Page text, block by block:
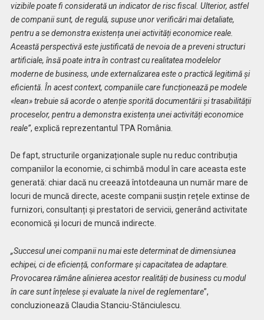
vizibile poate fi considerată un indicator de risc fiscal. Ulterior, astfel
de companii sunt, de regulă, supuse unor verificări mai detaliate,
pentru a se demonstra existența unei activități economice reale.
Această perspectivă este justificată de nevoia de a preveni structuri
artificiale, însă poate intra în contrast cu realitatea modelelor
moderne de business, unde externalizarea este o practică legitimă și
eficientă. În acest context, companiile care funcționează pe modele
«lean» trebuie să acorde o atenție sporită documentării și trasabilității
proceselor, pentru a demonstra existența unei activități economice
reale”, explică reprezentantul TPA România.
De fapt, structurile organizaționale suple nu reduc contribuția
companiilor la economie, ci schimbă modul în care aceasta este
generată: chiar dacă nu creează întotdeauna un număr mare de
locuri de muncă directe, aceste companii susțin rețele extinse de
furnizori, consultanți și prestatori de servicii, generând activitate
economică și locuri de muncă indirecte.
„Succesul unei companii nu mai este determinat de dimensiunea
echipei, ci de eficiență, conformare și capacitatea de adaptare.
Provocarea rămâne alinierea acestor realități de business cu modul
în care sunt înțelese și evaluate la nivel de reglementare”,
concluzionează Claudia Stanciu-Stănciulescu.